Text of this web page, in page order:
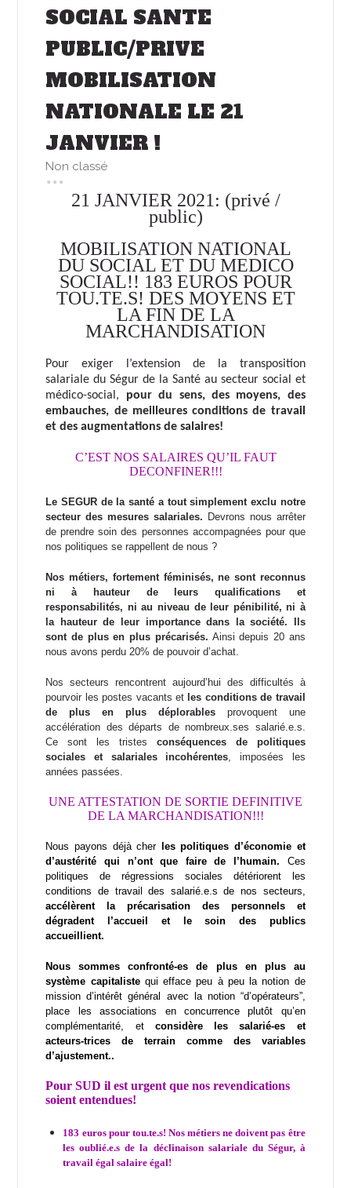
SOCIAL SANTE
PUBLIC/PRIVE
MOBILISATION
NATIONALE LE 21
JANVIER !
Non classé
21 JANVIER 2021: (privé /
public)
MOBILISATION NATIONAL
DU SOCIAL ET DU MEDICO
SOCIAL!! 183 EUROS POUR
TOU.TE.S! DES MOYENS ET
LA FIN DE LA
MARCHANDISATION
Pour exiger l’extension de la transposition
salariale du Ségur de la Santé au secteur social et
médico-social, pour du sens, des moyens, des
embauches, de meilleures conditions de travail
et des augmentations de salaires!
C’EST NOS SALAIRES QU’IL FAUT
DECONFINER!!!
Le SEGUR de la santé a tout simplement exclu notre
secteur des mesures salariales. Devrons nous arrêter
de prendre soin des personnes accompagnées pour que
nos politiques se rappellent de nous ?
Nos métiers, fortement féminisés, ne sont reconnus
ni à hauteur de leurs qualifications et
responsabilités, ni au niveau de leur pénibilité, ni à
la hauteur de leur importance dans la société. Ils
sont de plus en plus précarisés. Ainsi depuis 20 ans
nous avons perdu 20% de pouvoir d’achat.
Nos secteurs rencontrent aujourd’hui des difficultés à
pourvoir les postes vacants et les conditions de travail
de plus en plus déplorablesprovoquent une
accélération des départs de nombreux.ses salarié.e.s.
Ce sont les tristes conséquences de politiques
sociales et salariales incohérentes, imposées les
années passées.
UNE ATTESTATION DE SORTIE DEFINITIVE
DE LA MARCHANDISATION!!!
Nous payons déjà cher
les politiques d’économie et
d’austérité qui n’ont que faire de l’humain. Ces
politiques de régressions sociales détériorent les
conditions de travail des salarié.e.s de nos secteurs,
accélèrent la précarisation des personnels et
dégradent l’accueil et le soin des publics
accueillient.
Nous sommes confronté-es de plus en plus au
système capitalistequi efface peu à peu la notion de
mission d’intérêt général avec la notion “d’opérateurs”,
place les associations en concurrence plutôt qu’en
complémentarité, et considère les salarié-es et
acteurs-trices de terrain comme des variables
d’ajustement..
Pour SUD il est urgent que nos revendications
soient entendues!
183 euros pour tou.te.s! Nos métiers ne doivent pas être
les oublié.e.s de la déclinaison salariale du Ségur, à
travail égal salaire égal!